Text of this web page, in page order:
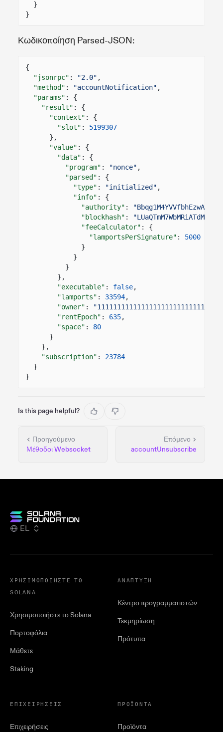
}
}
Κωδικοποίηση Parsed-JSON:
{
"jsonrpc" : "2.0" ,
"method" : "accountNotification" ,
"params" : {
"result" : {
"context" : {
"slot" :
5199307
},
"value" : {
"data" : {
"program" : "nonce" ,
"parsed" : {
"type" : "initialized" ,
"info" : {
"authority" :
"blockhash" :
"feeCalculator" : {
"lamportsPerSignature" :
5000
}
}
}
},
"executable" : false,
"lamports" : 33594,
"owner" :
"rentEpoch" : 635,
"space" :
80
}
},
"subscription" :
23784
}
}
Is this page helpful?
Προηγούμενο
Μέθοδοι Websocket
Επόμενο
accountUnsubscribe
EL
ΧΡΗΣΙΜΟΠΟΙΉΣΤΕ ΤΟ
SOLANA
Χρησιμοποιήστε το Solana
Πορτοφόλια
Μάθετε
Staking
ΑΝΆΠΤΥΞΗ
Κέντρο προγραμματιστών
Τεκμηρίωση
Πρότυπα
ΕΠΙΧΕΙΡΉΣΕΙΣ
Επιχειρήσεις
ΠΡΟΪΌΝΤΑ
Προϊόντα